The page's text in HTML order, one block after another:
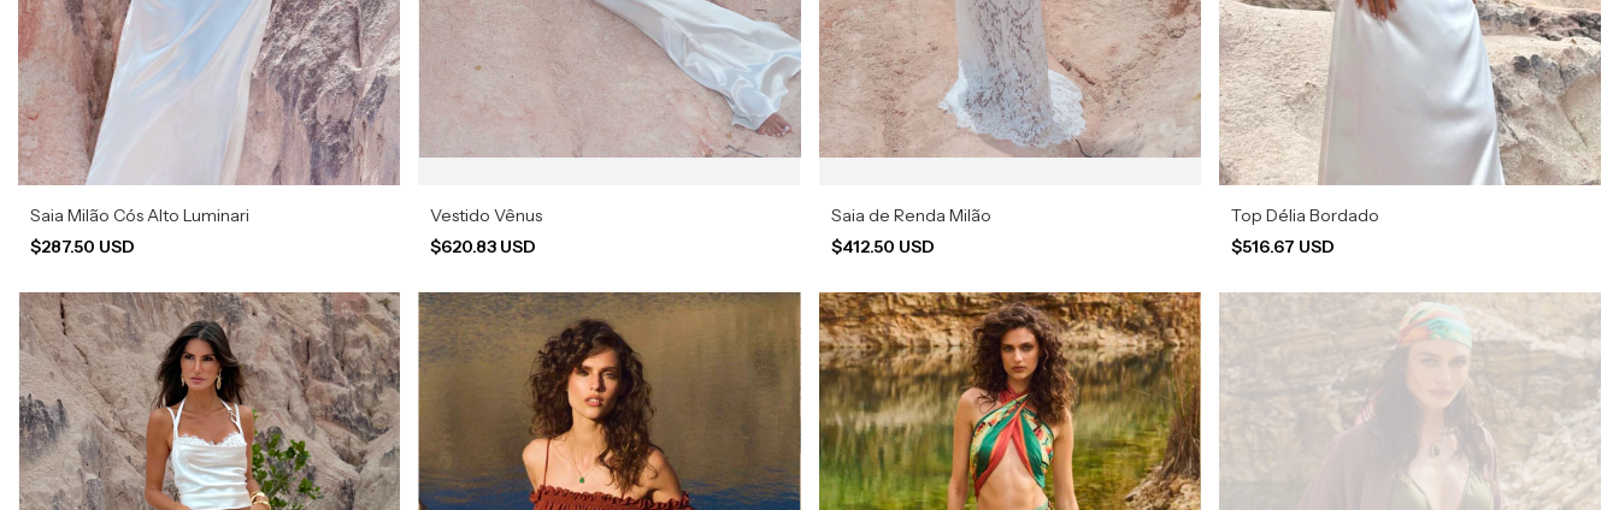
Saia Milão Cós Alto Luminari
$287.50 USD
Vestido Vênus
$620.83 USD
Saia de Renda Milão
$412.50 USD
Top Délia Bordado
$516.67 USD